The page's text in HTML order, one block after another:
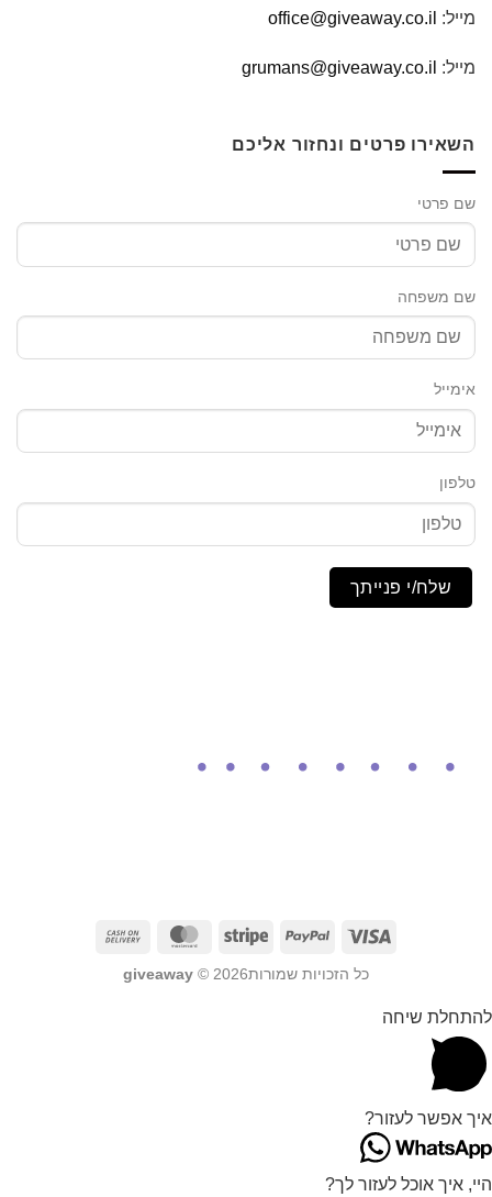
מייל: office@giveaway.co.il
מייל: grumans@giveaway.co.il
השאירו פרטים ונחזור אליכם
שם פרטי
שם משפחה
אימייל
טלפון
שלח/י פנייתך
כל הזכויות שמורות2026 © giveaway
להתחלת שיחה
איך אפשר לעזור?
היי, איך אוכל לעזור לך?